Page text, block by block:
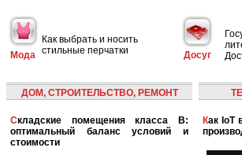
Мода
Как выбрать и носить
стильные перчатки
Досуг
ДОМ, СТРОИТЕЛЬСТВО, РЕМОНТ
Складские помещения класса B:
оптимальный баланс условий и
стоимости
Как IoT влияет на промышленность и